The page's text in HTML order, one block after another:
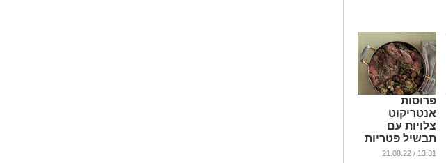
פרוסות
אנטריקוט
צלויות עם
תבשיל פטריות
ובצלים ברכז
13:31 / 21.08.22